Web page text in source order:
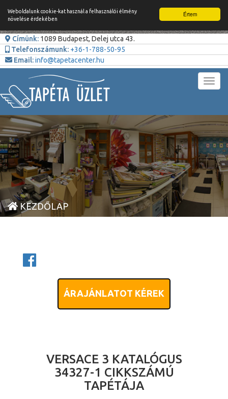
Értem
Weboldalunk cookie-kat használ a felhasználói élmény
növelése érdekében
Címünk: 1089 Budapest, Delej utca 43.
Telefonszámunk: +36-1-788-50-95
Email:info@tapetacenter.hu
KEZDŐLAP
ÁRAJÁNLATOT KÉREK
VERSACE 3 KATALÓGUS
34327-1 CIKKSZÁMÚ
TAPÉTÁJA